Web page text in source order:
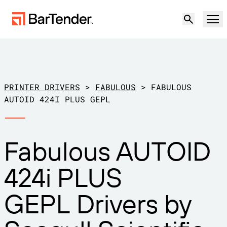
ETIKETTIERUNG, MARKIERUNG UND CODIERUNG
ETIKETTIERFUNKTIONEN
Gestalten
Lösungen
Produktion
Lager
Einzelhandel
Transport und Logistik
Druckertreiber herunterladen
Support-Pläne
Partner
Support
Support-Center
Kostenlos
Vertrieb
PRINTER DRIVERS > FABULOUS > FABULOUS
AUTOID 424I PLUS GEPL
Fabulous AUTOID
424i PLUS
GEPL Drivers by